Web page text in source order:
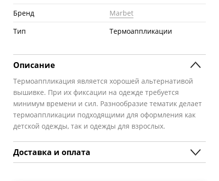
Бренд
Marbet
Тип
Термоаппликации
Описание
Термоаппликация является хорошей альтернативой
вышивке. При их фиксации на одежде требуется
минимум времени и сил. Разнообразие тематик делает
термоаппликации подходящими для оформления как
детской одежды, так и одежды для взрослых.
Доставка и оплата